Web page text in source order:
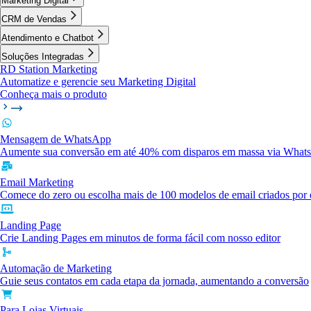
CRM de Vendas
Atendimento e Chatbot
Soluções Integradas
RD Station Marketing
Automatize e gerencie seu Marketing Digital
Conheça mais o produto
Mensagem de WhatsApp
Aumente sua conversão em até 40% com disparos em massa via
Email Marketing
Comece do zero ou escolha mais de 100 modelos de email criados por
Landing Page
Crie Landing Pages em minutos de forma fácil com nosso editor
Automação de Marketing
Guie seus contatos em cada etapa da jornada, aumentando a conversão